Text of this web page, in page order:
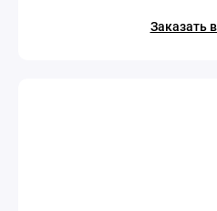
Заказать